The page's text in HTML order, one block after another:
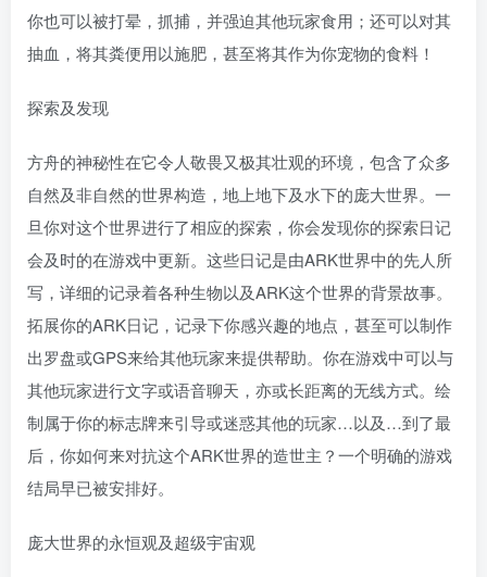
你也可以被打晕，抓捕，并强迫其他玩家食用；还可以对其
抽血，将其粪便用以施肥，甚至将其作为你宠物的食料！
探索及发现
方舟的神秘性在它令人敬畏又极其壮观的环境，包含了众多
自然及非自然的世界构造，地上地下及水下的庞大世界。一
旦你对这个世界进行了相应的探索，你会发现你的探索日记
会及时的在游戏中更新。这些日记是由ARK世界中的先人所
写，详细的记录着各种生物以及ARK这个世界的背景故事。
拓展你的ARK日记，记录下你感兴趣的地点，甚至可以制作
出罗盘或GPS来给其他玩家来提供帮助。你在游戏中可以与
其他玩家进行文字或语音聊天，亦或长距离的无线方式。绘
制属于你的标志牌来引导或迷惑其他的玩家…以及…到了最
后，你如何来对抗这个ARK世界的造世主？一个明确的游戏
结局早已被安排好。
庞大世界的永恒观及超级宇宙观